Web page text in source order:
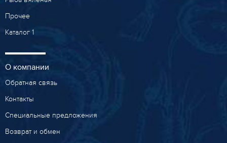
Прочее
Каталог 1
О компании
Обратная связь
Контакты
Специальные предложения
Возврат и обмен